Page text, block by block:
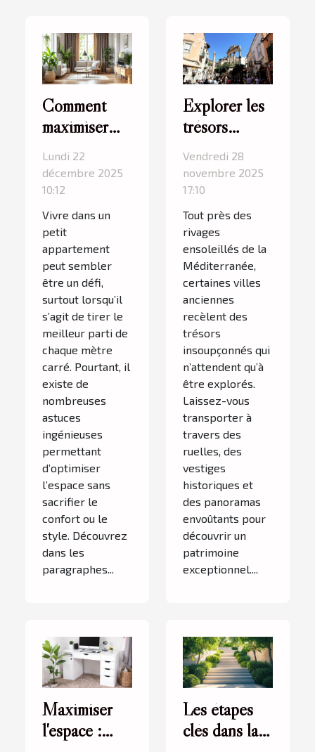
Comment
maximiser
l'espace dans
un petit
appartement
?
Lundi 22
décembre 2025
10:12
Vivre dans un
petit
appartement
peut sembler
être un défi,
surtout lorsqu’il
s’agit de tirer le
meilleur parti de
chaque mètre
carré. Pourtant, il
existe de
nombreuses
astuces
ingénieuses
permettant
d’optimiser
l’espace sans
sacrifier le
confort ou le
style. Découvrez
dans les
paragraphes...
Explorer les
trésors
cachés d'une
ville
ancienne en
Méditerranée
Vendredi 28
novembre 2025
17:10
Tout près des
rivages
ensoleillés de la
Méditerranée,
certaines villes
anciennes
recèlent des
trésors
insoupçonnés qui
n’attendent qu’à
être explorés.
Laissez-vous
transporter à
travers des
ruelles, des
vestiges
historiques et
des panoramas
envoûtants pour
découvrir un
patrimoine
exceptionnel....
Maximiser
l'espace :
Les étapes
clés dans la